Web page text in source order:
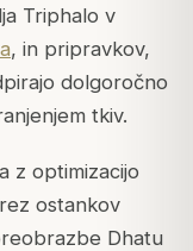
Triphalo v
, in pripravkov,
dolgoročno
tkiv.
z optimizacijo
ostankov
Dhatu